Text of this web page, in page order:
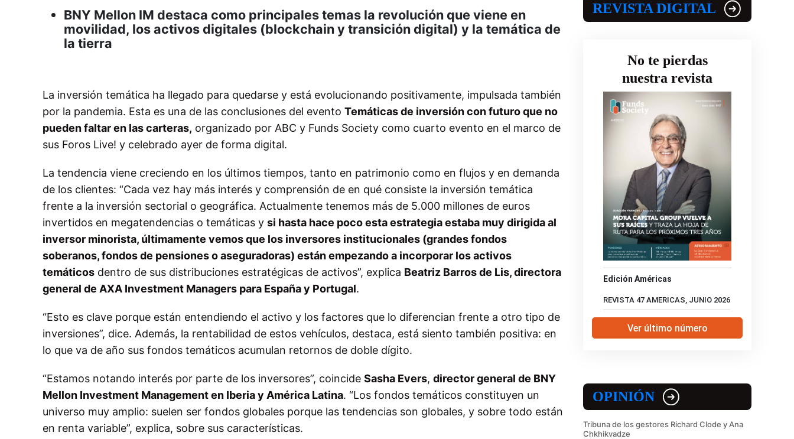
BNY Mellon IM destaca como principales temas la revolución que viene en
movilidad, los activos digitales (blockchain y transición digital) y la temática de
la tierra
La inversión temática ha llegado para quedarse y está evolucionando positivamente, impulsada también
por la pandemia. Esta es una de las conclusiones del evento Temáticas de inversión con futuro que no
pueden faltar en las carteras, organizado por ABC y Funds Society como cuarto evento en el marco de
sus Foros Live! y celebrado ayer de forma digital.
La tendencia viene creciendo en los últimos tiempos, tanto en patrimonio como en flujos y en demanda
de los clientes: “Cada vez hay más interés y comprensión de en qué consiste la inversión temática
frente a la inversión sectorial o geográfica. Actualmente tenemos más de 5.000 millones de euros
invertidos en megatendencias o temáticas y si hasta hace poco esta estrategia estaba muy dirigida al
inversor minorista, últimamente vemos que los inversores institucionales (grandes fondos
soberanos, fondos de pensiones o aseguradoras) están empezando a incorporar los activos
temáticos dentro de sus distribuciones estratégicas de activos”, explica Beatriz Barros de Lis, directora
general de AXA Investment Managers para España y Portugal.
“Esto es clave porque están entendiendo el activo y los factores que lo diferencian frente a otro tipo de
inversiones”, dice. Además, la rentabilidad de estos vehículos, destaca, está siento también positiva: en
lo que va de año sus fondos temáticos acumulan retornos de doble dígito.
“Estamos notando interés por parte de los inversores”, coincide Sasha Evers, director general de BNY
Mellon Investment Management en Iberia y América Latina. “Los fondos temáticos constituyen un
universo muy amplio: suelen ser fondos globales porque las tendencias son globales, y sobre todo están
en renta variable”, explica, sobre sus características.
REVISTA DIGITAL
No te pierdas
nuestra revista
Edición Américas
REVISTA 47 AMERICAS, JUNIO 2026
Ver último número
OPINIÓN
Tribuna de los gestores Richard Clode y Ana
Chkhikvadze